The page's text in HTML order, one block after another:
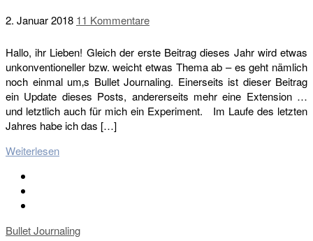
2. Januar 2018 11 Kommentare
Hallo, ihr Lieben! Gleich der erste Beitrag dieses Jahr wird etwas
unkonventioneller bzw. weicht etwas Thema ab – es geht nämlich
noch einmal um‚s Bullet Journaling. Einerseits ist dieser Beitrag
ein Update dieses Posts, andererseits mehr eine Extension …
und letztlich auch für mich ein Experiment. Im Laufe des letzten
Jahres habe ich das […]
Weiterlesen
Bullet Journaling